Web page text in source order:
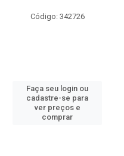
Código: 342726
Faça seu login ou
cadastre-se para
ver preços e
comprar